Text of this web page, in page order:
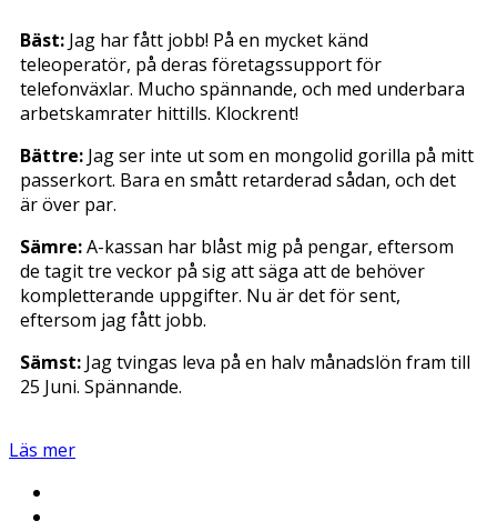
Bäst: Jag har fått jobb! På en mycket känd
teleoperatör, på deras företagssupport för
telefonväxlar. Mucho spännande, och med underbara
arbetskamrater hittills. Klockrent!
Bättre: Jag ser inte ut som en mongolid gorilla på mitt
passerkort. Bara en smått retarderad sådan, och det
är över par.
Sämre:A-kassan har blåst mig på pengar, eftersom
de tagit tre veckor på sig att säga att de behöver
kompletterande uppgifter. Nu är det för sent,
eftersom jag fått jobb.
Sämst: Jag tvingas leva på en halv månadslön fram till
25 Juni. Spännande.
Läs mer